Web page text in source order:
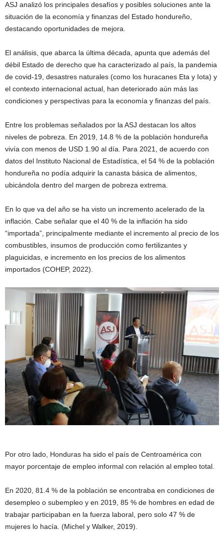
ASJ analizó los principales desafíos y posibles soluciones ante la
situación de la economía y finanzas del Estado hondureño,
destacando oportunidades de mejora.
El análisis, que abarca la última década, apunta que además del
débil Estado de derecho que ha caracterizado al país, la pandemia
de covid-19, desastres naturales (como los huracanes Eta y Iota) y
el contexto internacional actual, han deteriorado aún más las
condiciones y perspectivas para la economía y finanzas del país.
Entre los problemas señalados por la ASJ destacan los altos
niveles de pobreza. En 2019, 14.8 % de la población hondureña
vivía con menos de USD 1.90 al día. Para 2021, de acuerdo con
datos del Instituto Nacional de Estadística, el 54 % de la población
hondureña no podía adquirir la canasta básica de alimentos,
ubicándola dentro del margen de pobreza extrema.
En lo que va del año se ha visto un incremento acelerado de la
inflación. Cabe señalar que el 40 % de la inflación ha sido
“importada”, principalmente mediante el incremento al precio de los
combustibles, insumos de producción como fertilizantes y
plaguicidas, e incremento en los precios de los alimentos
importados (COHEP, 2022).
Por otro lado, Honduras ha sido el país de Centroamérica con
mayor porcentaje de empleo informal con relación al empleo total.
En 2020, 81.4 % de la población se encontraba en condiciones de
desempleo o subempleo y en 2019, 85 % de hombres en edad de
trabajar participaban en la fuerza laboral, pero solo 47 % de
mujeres lo hacía. (Michel y Walker, 2019).